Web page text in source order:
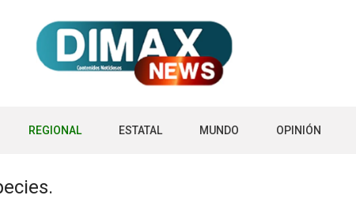
REGIONAL ESTATAL MUNDO OPINIÓN